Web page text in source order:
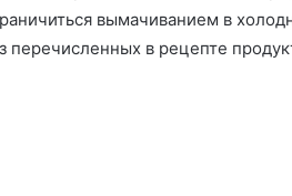
вымачиванием в
перечисленных в рецепте
ванной
Мятное
мороженое.